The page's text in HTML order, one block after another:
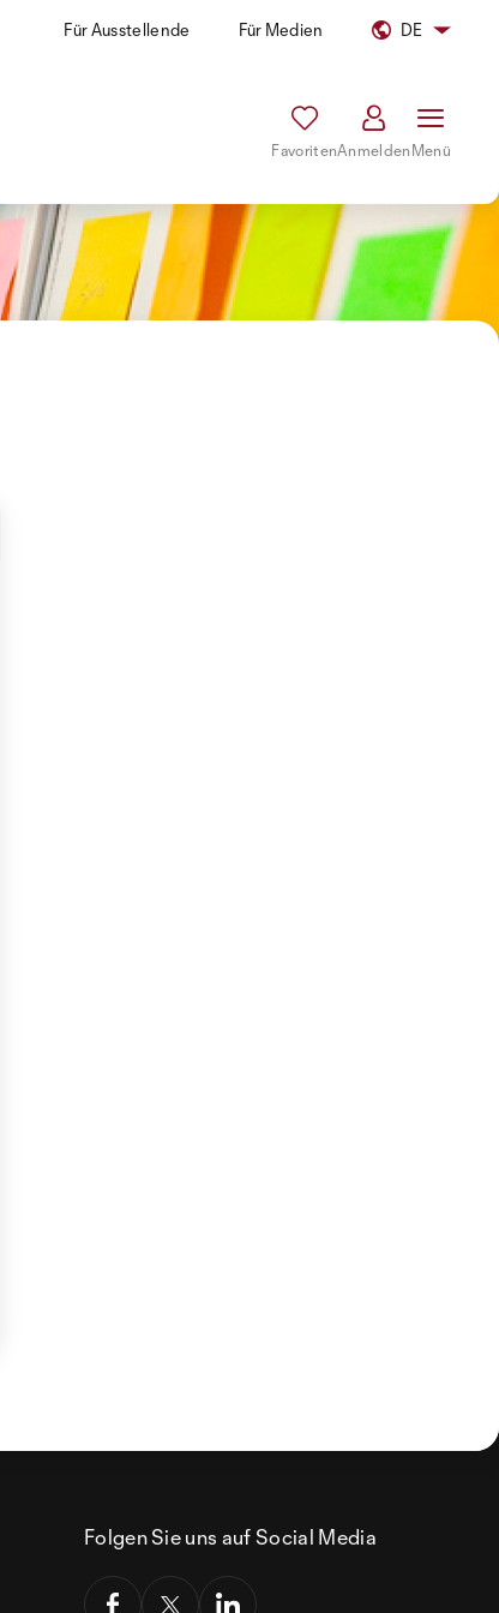
Für Ausstellende Für Medien DE
FavoritenAnmeldenMenü
Folgen Sie uns auf Social Media